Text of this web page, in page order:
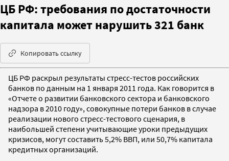
ЦБ РФ: требования по достаточности
капитала может нарушить 321 банк
Копировать ссылку
ЦБ РФ раскрыл результаты стресс-тестов российских
банков по данным на 1 января 2011 года. Как говорится в
«Отчете о развитии банковского сектора и банковского
надзора в 2010 году», совокупные потери банков в случае
реализации нового стресс-тестового сценария, в
наибольшей степени учитывающие уроки предыдущих
кризисов, могут составить 5,2% ВВП, или 50,7% капитала
кредитных организаций.